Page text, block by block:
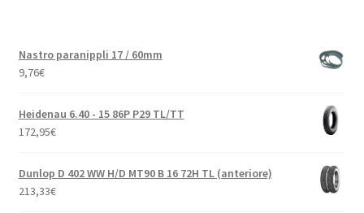
Nastro paranippli 17 / 60mm
9,76€
Heidenau 6.40 - 15 86P P29 TL/TT
172,95€
Dunlop D 402 WW H/D MT90 B 16 72H TL (anteriore)
213,33€